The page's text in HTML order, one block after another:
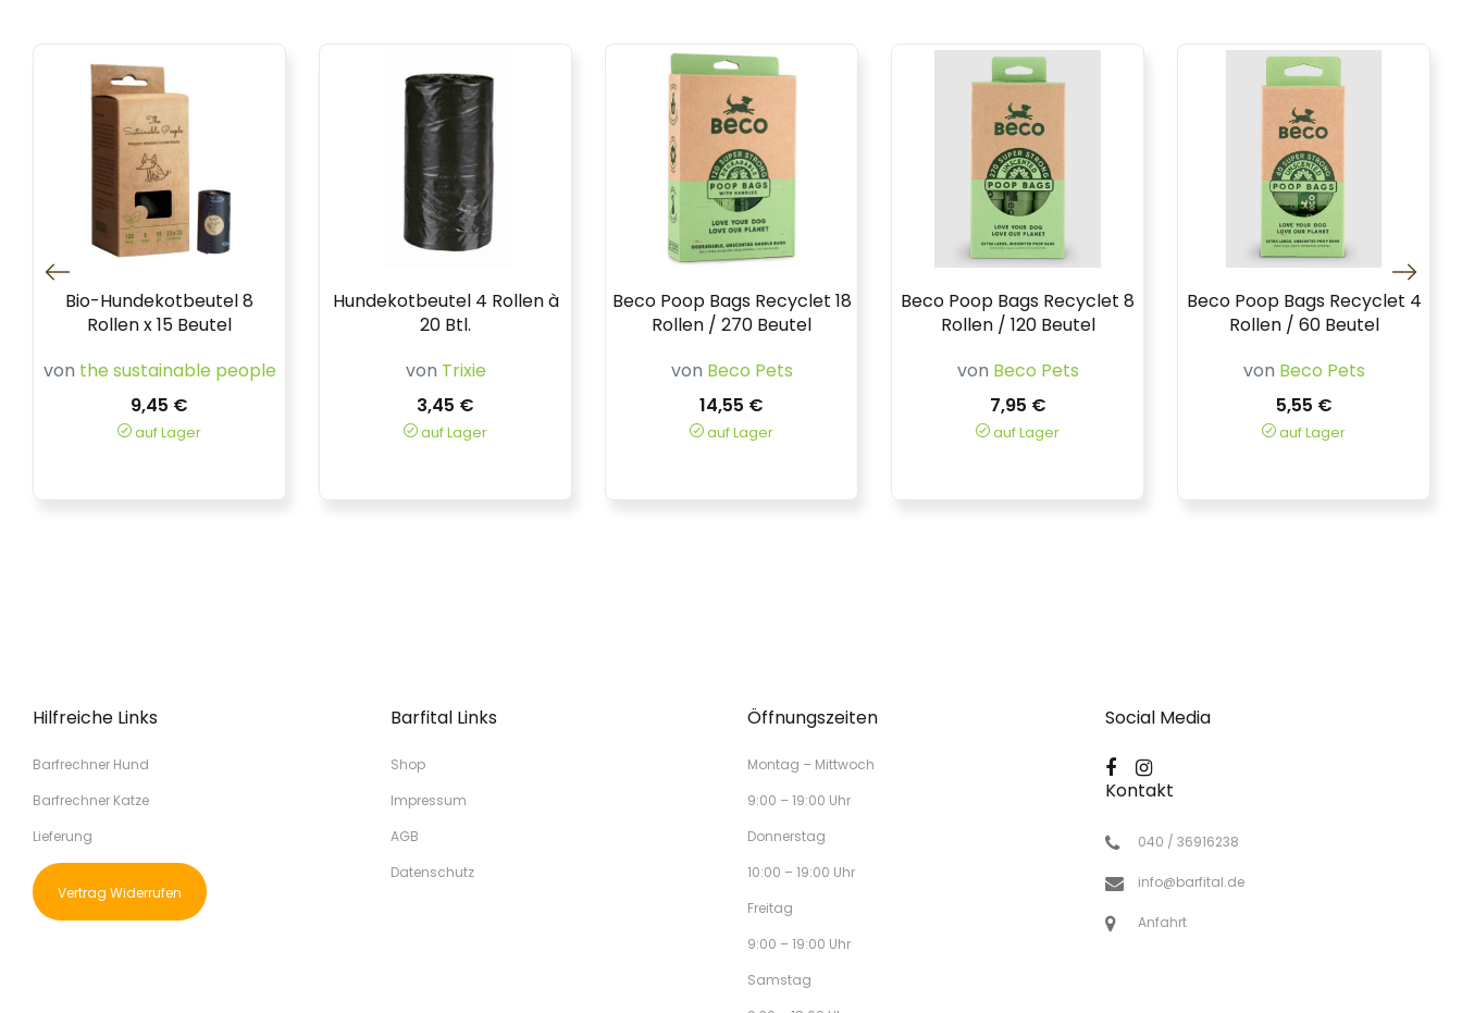
Bio-Hundekotbeutel 8
Rollen x 15 Beutel
von the sustainable people
9,45 €
auf Lager
Hundekotbeutel 4 Rollen à
20 Btl.
von Trixie
3,45 €
auf Lager
Beco Poop Bags Recyclet 18
Rollen / 270 Beutel
von Beco Pets
14,55 €
auf Lager
Beco Poop Bags Recyclet 8
Rollen / 120 Beutel
von Beco Pets
7,95 €
auf Lager
Beco Poop Bags Recyclet 4
Rollen / 60 Beutel
von Beco Pets
5,55 €
auf Lager
Hilfreiche Links
Barfrechner Hund
Barfrechner Katze
Lieferung
Vertrag Widerrufen
Barfital Links
Shop
Impressum
AGB
Datenschutz
Öffnungszeiten
Montag – Mittwoch
9:00 – 19:00 Uhr
Donnerstag
10:00 – 19:00 Uhr
Freitag
9:00 – 19:00 Uhr
Samstag
Social Media
Kontakt
040 / 36916238
info@barfital.de
Anfahrt